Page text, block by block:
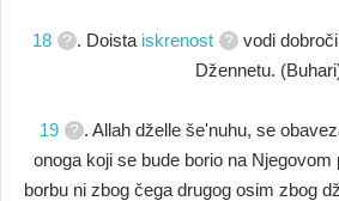
18 . Doista iskrenost
vodi
Džennetu.
19
. Allah dželle še'nuhu, se
onoga koji se bude borio na Njegovom
borbu ni zbog čega drugog osim zbog